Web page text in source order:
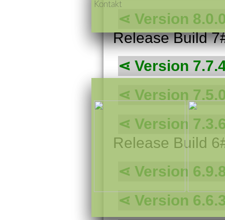
Kontakt
Version
Release Build
Version
Version
Version
Release Build
Version
Version